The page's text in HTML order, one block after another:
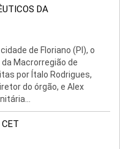
DA
de Floriano (PI), o
Macrorregião de
por Ítalo Rodrigues,
do órgão, e Alex
CET